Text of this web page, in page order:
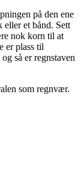
på den ene
eller et bånd. Sett
nok korn til at
er plass til
så er regnstaven
som regnvær.